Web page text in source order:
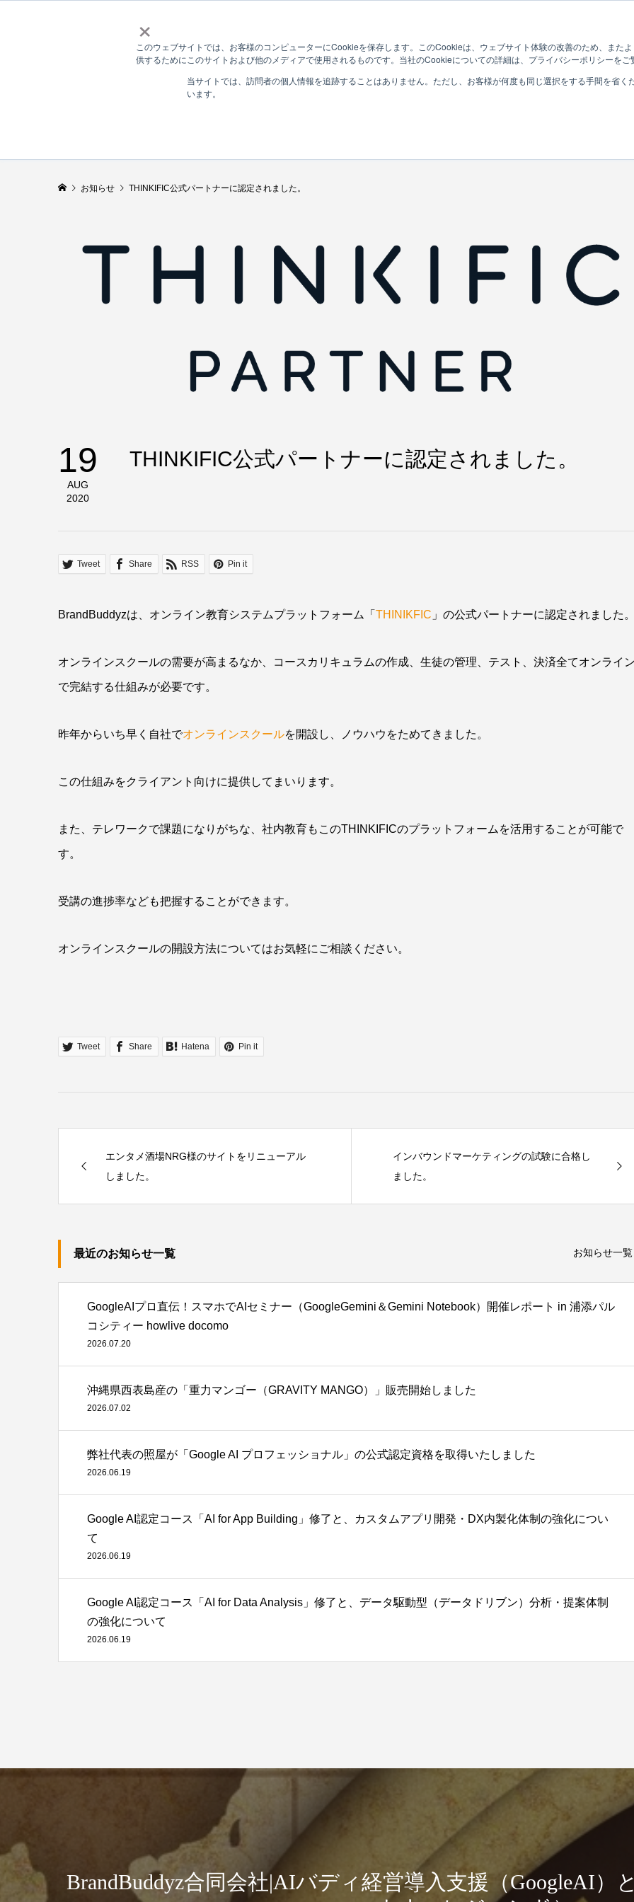
×
このウェブサイトでは、お客様のコンピューターにCookieを保存します。このCookieは、ウェブサイト体験の改善のため、また
供するためにこのサイトおよび他のメディアで使用されるものです。当社のCookieについての詳細は、プライバシーポリシーをご
当サイトでは、訪問者の個人情報を追跡することはありません。ただし、お客様が何度も同じ選択をする手間を省
います。
お知らせ THINKIFIC公式パートナーに認定されました。
19
AUG
2020
THINKIFIC公式パートナーに認定されました。
Tweet Share RSS Pin it
BrandBuddyzは、オンライン教育システムプラットフォーム「 THINIKFIC 」の公式パートナーに認定されました
オンラインスクールの需要が高まるなか、コースカリキュラムの作成、生徒の管理、テスト、決済全てオンライ
で完結する仕組みが必要です。
昨年からいち早く自社でオンラインスクールを開設し、ノウハウをためてきました。
この仕組みをクライアント向けに提供してまいります。
また、テレワークで課題になりがちな、社内教育もこのTHINKIFICのプラットフォームを活用することが可能で
す。
受講の進捗率なども把握することができます。
オンラインスクールの開設方法についてはお気軽にご相談ください。
Tweet Share Hatena Pin it
エンタメ酒場NRG様のサイトをリニューアル
しました。
インバウンドマーケティングの試験に合格し
ました。
最近のお知らせ一覧 お知らせ一覧
GoogleAIプロ直伝！スマホでAIセミナー（GoogleGemini＆Gemini Notebook）開催レポート in 浦添パル
コシティー howlive docomo
2026.07.20
沖縄県西表島産の「重力マンゴー（GRAVITY MANGO）」販売開始しました
2026.07.02
弊社代表の照屋が「Google AI プロフェッショナル」の公式認定資格を取得いたしました
2026.06.19
Google AI認定コース「AI for App Building」修了と、カスタムアプリ開発・DX内製化体制の強化につい
て
2026.06.19
Google AI認定コース「AI for Data Analysis」修了と、データ駆動型（データドリブン）分析・提案体制
の強化について
2026.06.19
BrandBuddyz合同会社|AIバディ経営導入支援（GoogleAI）